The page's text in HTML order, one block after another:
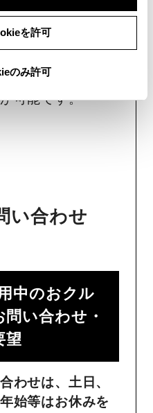
を許可
のみ許可
択してくださ
わせはお待たせ
可能です。
い合わせ
中のおクル
い合わせ・
望​
わせは、土日、
始等はお休みを